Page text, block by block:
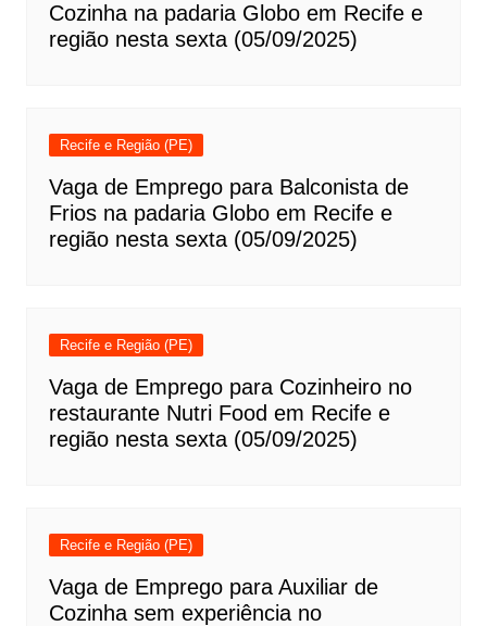
Cozinha na padaria Globo em Recife e
região nesta sexta (05/09/2025)
Recife e Região (PE)
Vaga de Emprego para Balconista de
Frios na padaria Globo em Recife e
região nesta sexta (05/09/2025)
Recife e Região (PE)
Vaga de Emprego para Cozinheiro no
restaurante Nutri Food em Recife e
região nesta sexta (05/09/2025)
Recife e Região (PE)
Vaga de Emprego para Auxiliar de
Cozinha sem experiência no